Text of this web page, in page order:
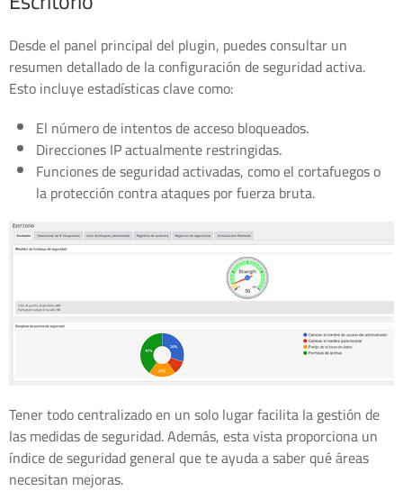
Desde el panel principal del plugin, puedes consultar un
resumen detallado de la configuración de seguridad activa.
Esto incluye estadísticas clave como:
El número de intentos de acceso bloqueados.
Direcciones IP actualmente restringidas.
Funciones de seguridad activadas, como el cortafuegos o
la protección contra ataques por fuerza bruta.
Tener todo centralizado en un solo lugar facilita la gestión de
las medidas de seguridad. Además, esta vista proporciona un
índice de seguridad general que te ayuda a saber qué áreas
necesitan mejoras.